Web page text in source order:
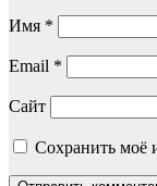
Имя *
Email *
Сайт
Сохранить моё